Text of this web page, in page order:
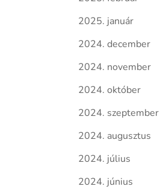
2025. január
2024. december
2024. november
2024. október
2024. szeptember
2024. augusztus
2024. július
2024. június